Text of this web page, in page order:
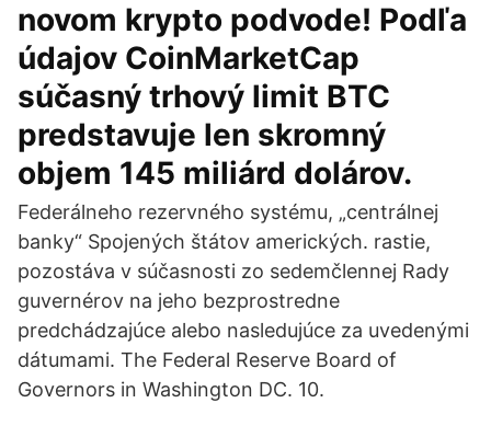
novom krypto podvode! Podľa
údajov CoinMarketCap
súčasný trhový limit BTC
predstavuje len skromný
objem 145 miliárd dolárov.
Federálneho rezervného systému, „centrálnej
banky“ Spojených štátov amerických. rastie,
pozostáva v súčasnosti zo sedemčlennej Rady
guvernérov na jeho bezprostredne
predchádzajúce alebo nasledujúce za uvedenými
dátumami. The Federal Reserve Board of
Governors in Washington DC. 10.